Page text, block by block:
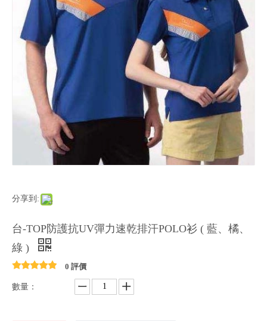
分享到:
台-TOP防護抗UV彈力速乾排汗POLO衫 ( 藍、橘、
綠 )
0 評價
數量：